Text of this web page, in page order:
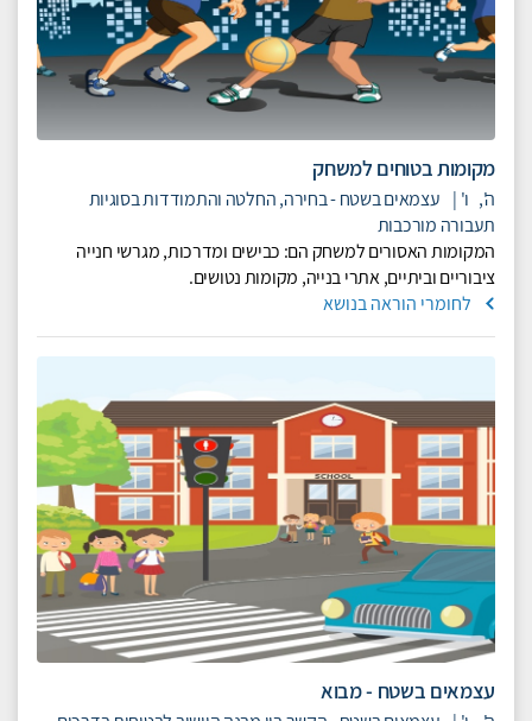
מקומות בטוחים למשחק
ה', ו' | עצמאים בשטח - בחירה, החלטה והתמודדות בסוגיות
תעבורה מורכבות
המקומות האסורים למשחק הם: כבישים ומדרכות, מגרשי חנייה
ציבוריים וביתיים, אתרי בנייה, מקומות נטושים.
לחומרי הוראה בנושא
עצמאים בשטח - מבוא